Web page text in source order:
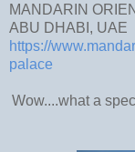
MANDARIN
ABU DHABI, UAE
https://
palace
Wow....what a